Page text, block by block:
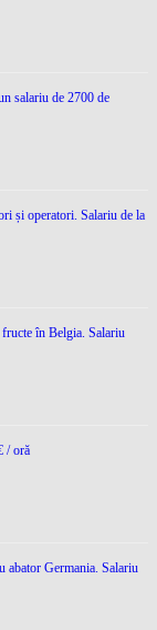
salariu de 2700 de
și operatori. Salariu de la
fructe în Belgia. Salariu
/ oră
abator Germania. Salariu